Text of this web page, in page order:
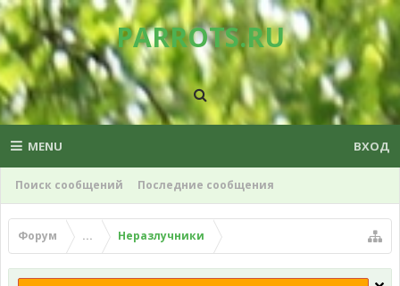
PARROTS.RU
MENU
Поиск сообщений Последние сообщения
ВХОД
Форум ... Неразлучники